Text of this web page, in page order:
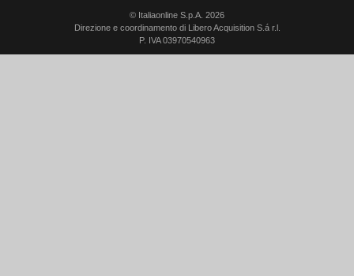
© Italiaonline S.p.A. 2026
Direzione e coordinamento di Libero Acquisition S.á r.l.
P. IVA 03970540963